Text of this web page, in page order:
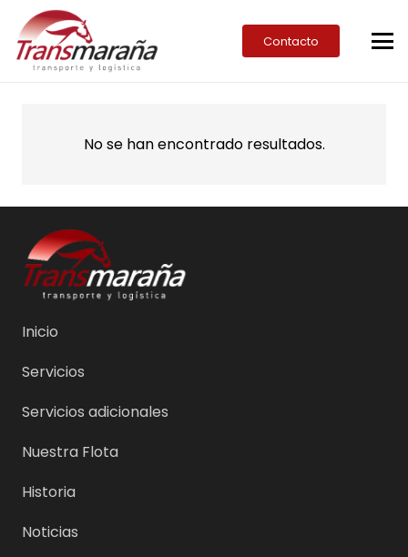
Contacto
No se han encontrado resultados.
Inicio
Servicios
Servicios adicionales
Nuestra Flota
Historia
Noticias